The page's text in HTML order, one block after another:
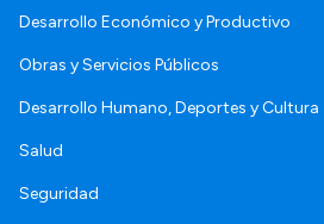
Desarrollo Económico y Productivo
Obras y Servicios Públicos
Desarrollo Humano, Deportes y Cultura
Salud
Seguridad